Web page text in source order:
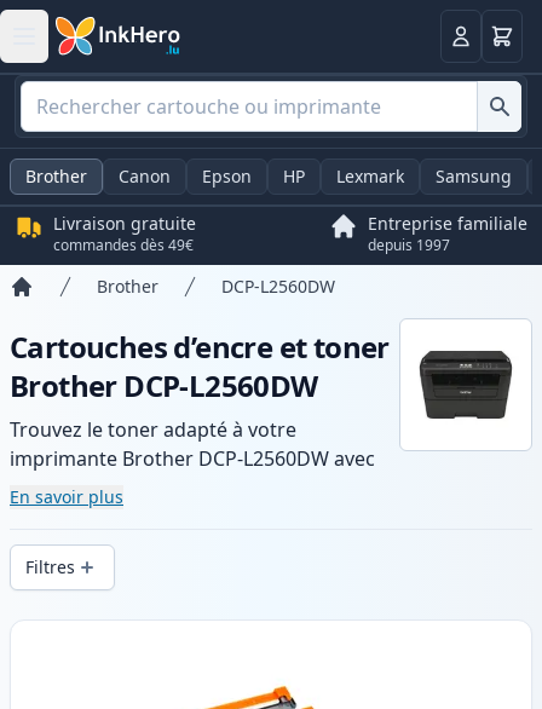
Panier
Brother Canon Epson HP Lexmark Samsung
Livraison gratuite
commandes dès 49€
Entreprise familiale
depuis 1997
Brother DCP-L2560DW
Cartouches d’encre et toner
Brother DCP-L2560DW
Trouvez le toner adapté à votre
imprimante Brother DCP-L2560DW avec
notre gamme de cartouches compatibles
et haute capacité. Profitez d’une qualité
d’impression constante et d’une livraison
rapide depuis un stock local en .
En savoir plus
Filtres
Produits